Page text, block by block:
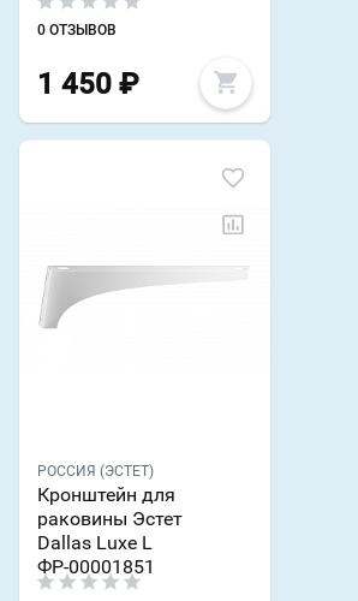
0 ОТЗЫВОВ
1 450 ₽
РОССИЯ (ЭСТЕТ)
Кронштейн для
раковины Эстет
Dallas Luxe L
ФР-00001851